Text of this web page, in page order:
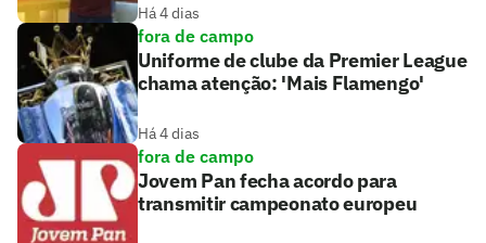
Há 4 dias
fora de campo
Uniforme de clube da Premier League
chama atenção: 'Mais Flamengo'
Há 4 dias
fora de campo
Jovem Pan fecha acordo para
transmitir campeonato europeu